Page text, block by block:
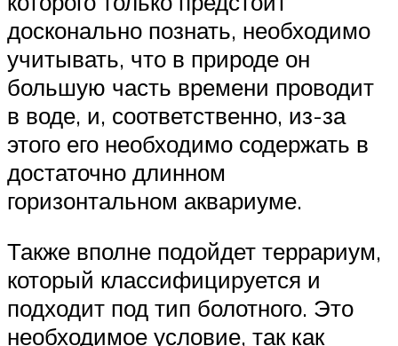
досконально познать, необходимо
учитывать, что в природе он
большую часть времени проводит
в воде, и, соответственно, из-за
этого его необходимо содержать в
достаточно длинном
горизонтальном аквариуме.
Также вполне подойдет террариум,
который классифицируется и
подходит под тип болотного. Это
необходимое условие, так как